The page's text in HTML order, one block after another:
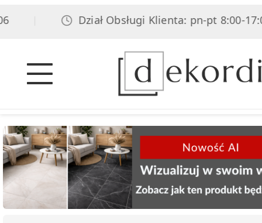
Dział Obsługi Klienta: pn-pt 8:00-17:00,